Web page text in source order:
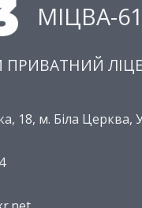
МІЦВА-
ПРИВАТНИЙ
18, м. Біла Церква,